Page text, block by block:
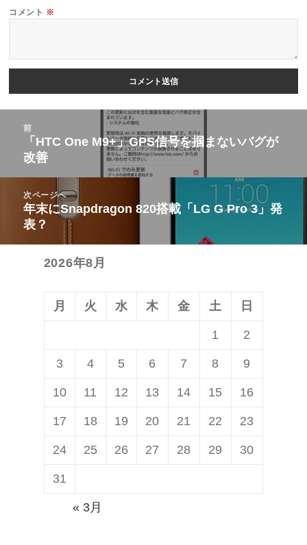
コメント ※
ビ
前
前
の
投
稿:
「HTC One M9+」GPS信号を掴まないバグが
改善
次ページへ
次
の
年末にSnapdragon 820搭載「LG G Pro 3」発
表？
2026年8月
月 火 水 木 金 土 日
1 2
3 4 5 6 7 8 9
10 11 12 13 14 15 16
17 18 19 20 21 22 23
24 25 26 27 28 29 30
31
« 3月